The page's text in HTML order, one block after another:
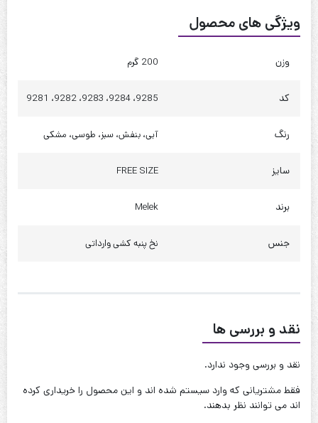
دور بازو : 45 سانت
دور باسن : 140 تا 150
کیفیت دوخت:عالی
ویژگی های محصول
وزن 200 گرم
کد 9285، 9284، 9283، 9282، 9281
رنگ آبی، بنفش، سبز، طوسی، مشکی
سایز FREE SIZE
برند Melek
جنس نخ پنبه کشی وارداتی
نقد و بررسی ها
نقد و بررسی وجود ندارد.
فقط مشتریانی که وارد سیستم شده اند و این محصول را خریداری کرده
اند می توانند نظر بدهند.